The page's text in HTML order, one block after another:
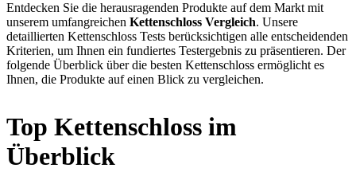
Entdecken Sie die herausragenden Produkte auf dem Markt mit
unserem umfangreichen Kettenschloss Vergleich. Unsere
detaillierten Kettenschloss Tests berücksichtigen alle entscheidenden
Kriterien, um Ihnen ein fundiertes Testergebnis zu präsentieren. Der
folgende Überblick über die besten Kettenschloss ermöglicht es
Ihnen, die Produkte auf einen Blick zu vergleichen.
Top Kettenschloss im
Überblick